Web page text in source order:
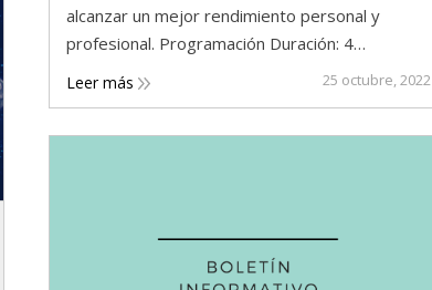
alcanzar un mejor rendimiento personal y
profesional. Programación Duración: 4…
Leer más 25 octubre, 2022